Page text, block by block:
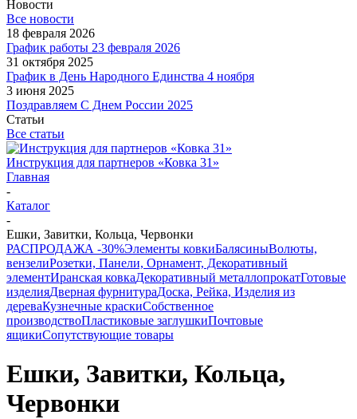
Новости
Все новости
18 февраля 2026
График работы 23 февраля 2026
31 октября 2025
График в День Народного Единства 4 ноября
3 июня 2025
Поздравляем С Днем России 2025
Статьи
Все статьи
Инструкция для партнеров «Ковка 31»
Главная
-
Каталог
-
Ешки, Завитки, Кольца, Червонки
РАСПРОДАЖА -30%Элементы ковкиБалясиныВолюты,
вензелиРозетки, Панели, Орнамент, Декоративный
элементИранская ковкаДекоративный металлопрокатГотовые
изделияДверная фурнитураДоска, Рейка, Изделия из
дереваКузнечные краскиСобственное
производствоПластиковые заглушкиПочтовые
ящикиСопутствующие товары
Ешки, Завитки, Кольца,
Червонки